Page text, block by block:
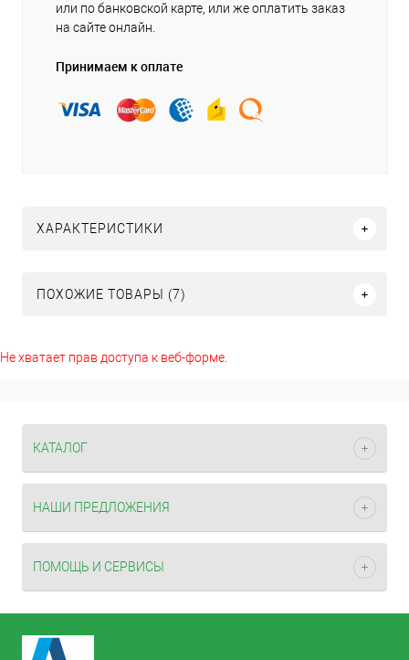
или по банковской карте, или же оплатить заказ
на сайте онлайн.
Принимаем к оплате
ХАРАКТЕРИСТИКИ
ПОХОЖИЕ ТОВАРЫ (7)
Не хватает прав доступа к веб-форме.
КАТАЛОГ
НАШИ ПРЕДЛОЖЕНИЯ
ПОМОЩЬ И СЕРВИСЫ